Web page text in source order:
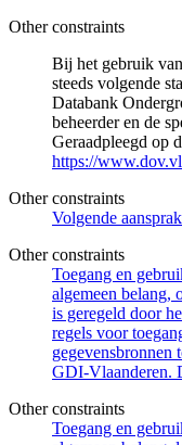
Other constraints
Bij het gebruik
steeds volgende
Databank
beheerder en de
Geraadpleegd op
https://
Other constraints
Volgende
Other constraints
Toegang en
algemeen belang,
is geregeld door
regels voor
gegevensbronnen
GDI-Vlaanderen.
Other constraints
Toegang en